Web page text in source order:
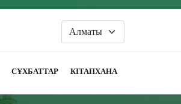
СҰХБАТТАР КІТАПХАНА